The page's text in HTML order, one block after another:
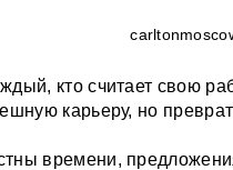
кто считает свою
карьеру, но
времени,